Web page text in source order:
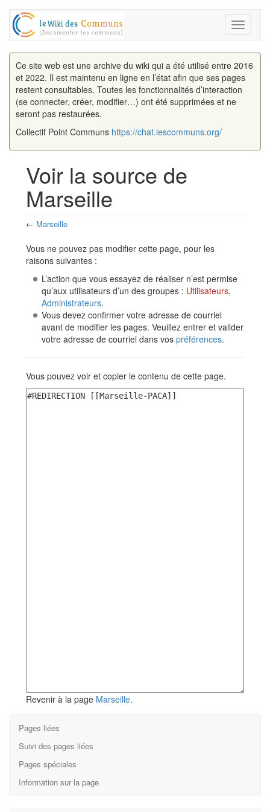
Toggle
Ce site web est une archive du wiki qui a été utilisé entre 2016
et 2022. Il est maintenu en ligne en l’état afin que ses pages
restent consultables. Toutes les fonctionnalités d’interaction
(se connecter, créer, modifier…) ont été supprimées et ne
seront pas restaurées.
Collectif Point Communs https://chat.lescommuns.org/
Voir la source de
Marseille
← Marseille
Vous ne pouvez pas modifier cette page, pour les
raisons suivantes :
L’action que vous essayez de réaliser n’est permise
qu’aux utilisateurs d’un des groupes : Utilisateurs,
Administrateurs.
Vous devez confirmer votre adresse de courriel
avant de modifier les pages. Veuillez entrer et valider
votre adresse de courriel dans vos préférences.
Vous pouvez voir et copier le contenu de cette page.
Revenir à la page Marseille.
Pages liées
Suivi des pages liées
Pages spéciales
Information sur la page